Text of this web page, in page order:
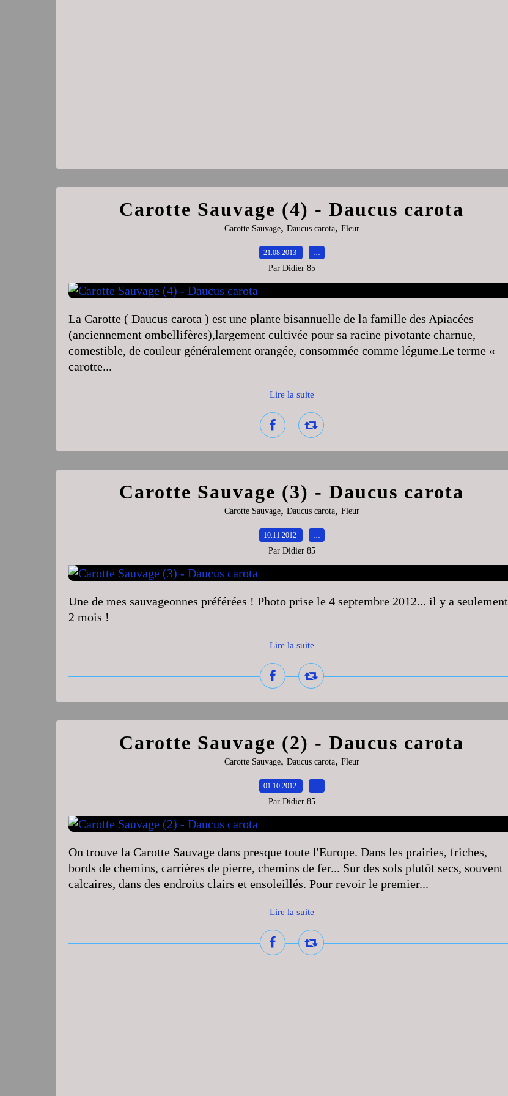
Carotte Sauvage (4) - Daucus carota
Carotte Sauvage, Daucus carota, Fleur
21.08.2013 …
Par Didier 85
La Carotte ( Daucus carota ) est une plante bisannuelle de la famille des Apiacées
(anciennement ombellifères),largement cultivée pour sa racine pivotante charnue,
comestible, de couleur généralement orangée, consommée comme légume.Le terme «
carotte...
Lire la suite
Carotte Sauvage (3) - Daucus carota
Carotte Sauvage, Daucus carota, Fleur
10.11.2012 …
Par Didier 85
Une de mes sauvageonnes préférées ! Photo prise le 4 septembre 2012... il y a seulement
2 mois !
Lire la suite
Carotte Sauvage (2) - Daucus carota
Carotte Sauvage, Daucus carota, Fleur
01.10.2012 …
Par Didier 85
On trouve la Carotte Sauvage dans presque toute l'Europe. Dans les prairies, friches,
bords de chemins, carrières de pierre, chemins de fer... Sur des sols plutôt secs, souvent
calcaires, dans des endroits clairs et ensoleillés. Pour revoir le premier...
Lire la suite